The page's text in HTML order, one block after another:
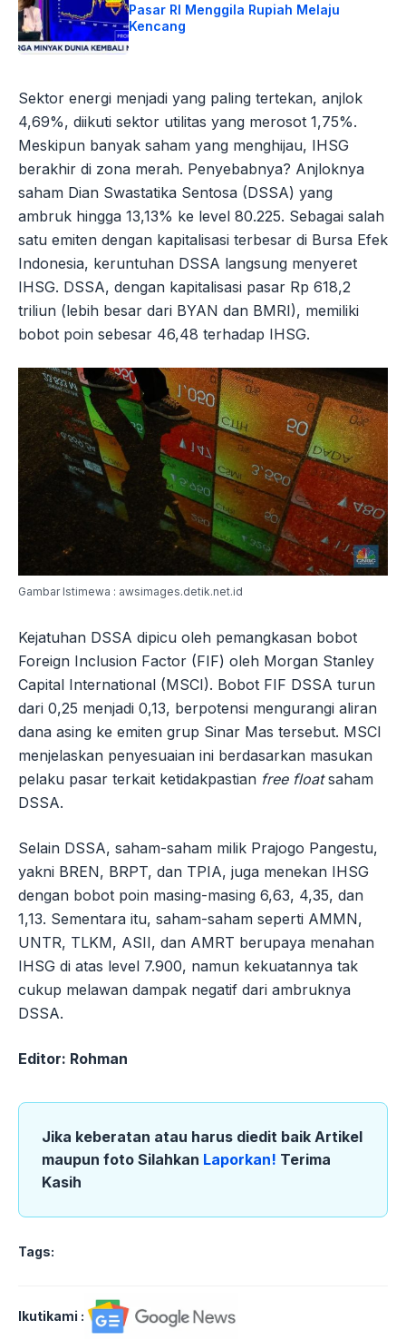
Pasar RI Menggila Rupiah Melaju
Kencang
Sektor energi menjadi yang paling tertekan, anjlok
4,69%, diikuti sektor utilitas yang merosot 1,75%.
Meskipun banyak saham yang menghijau, IHSG
berakhir di zona merah. Penyebabnya? Anjloknya
saham Dian Swastatika Sentosa (DSSA) yang
ambruk hingga 13,13% ke level 80.225. Sebagai salah
satu emiten dengan kapitalisasi terbesar di Bursa Efek
Indonesia, keruntuhan DSSA langsung menyeret
IHSG. DSSA, dengan kapitalisasi pasar Rp 618,2
triliun (lebih besar dari BYAN dan BMRI), memiliki
bobot poin sebesar 46,48 terhadap IHSG.
Gambar Istimewa : awsimages.detik.net.id
Kejatuhan DSSA dipicu oleh pemangkasan bobot
Foreign Inclusion Factor (FIF) oleh Morgan Stanley
Capital International (MSCI). Bobot FIF DSSA turun
dari 0,25 menjadi 0,13, berpotensi mengurangi aliran
dana asing ke emiten grup Sinar Mas tersebut. MSCI
menjelaskan penyesuaian ini berdasarkan masukan
pelaku pasar terkait ketidakpastian free floatsaham
DSSA.
Selain DSSA, saham-saham milik Prajogo Pangestu,
yakni BREN, BRPT, dan TPIA, juga menekan IHSG
dengan bobot poin masing-masing 6,63, 4,35, dan
1,13. Sementara itu, saham-saham seperti AMMN,
UNTR, TLKM, ASII, dan AMRT berupaya menahan
IHSG di atas level 7.900, namun kekuatannya tak
cukup melawan dampak negatif dari ambruknya
DSSA.
Editor: Rohman
Jika keberatan atau harus diedit baik Artikel
maupun foto Silahkan Laporkan! Terima
Kasih
Tags:
Ikutikami :